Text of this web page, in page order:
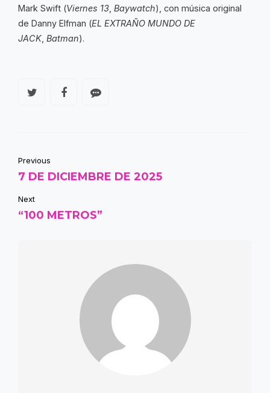
Mark Swift (Viernes 13, Baywatch), con música original
de Danny Elfman (EL EXTRAÑO MUNDO DE
JACK, Batman).
Previous
7 DE DICIEMBRE DE 2025
Next
“100 METROS”